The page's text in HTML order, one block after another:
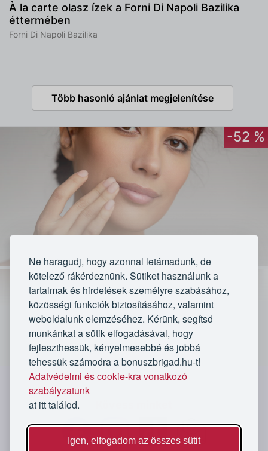
Ne haragudj, hogy azonnal letámadunk, de
kötelező rákérdeznünk. Sütiket használunk a
tartalmak és hirdetések személyre szabásához,
közösségi funkciók biztosításához, valamint
weboldalunk elemzéséhez. Kérünk, segítsd
munkánkat a sütik elfogadásával, hogy
fejleszthessük, kényelmesebbé és jobbá
tehessük számodra a bonuszbrigad.hu-t!
Adatvédelmi és cookie-kra vonatkozó
szabályzatunk
at itt találod.
Igen, elfogadom az összes sütit
À la carte olasz ízek a Forni Di Napoli Bazilika
éttermében
Forni Di Napoli Bazilika
Több hasonló ajánlat megjelenítése
-52 %
Lejárt
Az ajánlat lejárt 7 vásárló 24 értékelés
`